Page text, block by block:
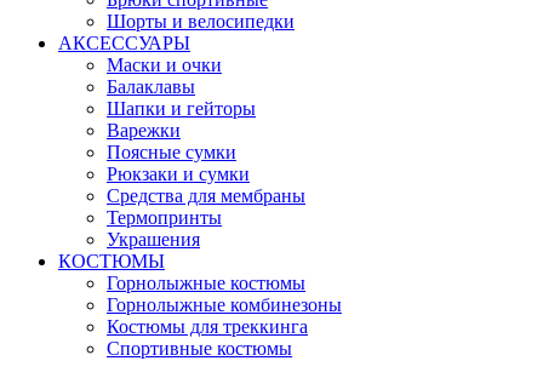
Шорты и велосипедки
АКСЕССУАРЫ
Маски и очки
Балаклавы
Шапки и гейторы
Варежки
Поясные сумки
Рюкзаки и сумки
Средства для мембраны
Термопринты
Украшения
КОСТЮМЫ
Горнолыжные костюмы
Горнолыжные комбинезоны
Костюмы для треккинга
Спортивные костюмы